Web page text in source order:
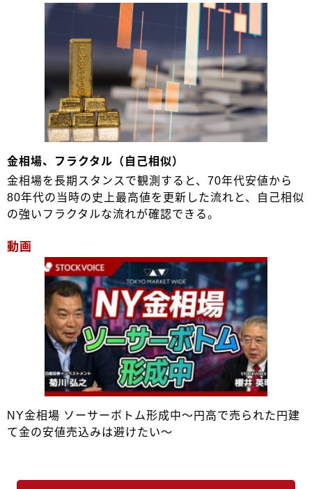
金相場、フラクタル（自己相似）
金相場を長期スタンスで観測すると、70年代安値から
80年代の当時の史上最高値を更新した流れと、自己相似
の強いフラクタルな流れが確認できる。
動画
NY金相場 ソーサーボトム形成中～円高で売られた円建
て金の安値売込みは避けたい～